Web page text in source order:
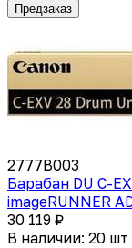
Предзаказ
2777B003
Барабан DU C-
imageRUNNER
30 119 ₽
В наличии: 20 шт